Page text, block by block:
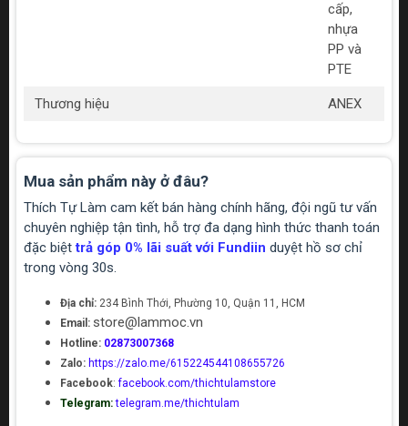
cấp,
nhựa
PP và
PTE
Thương hiệu ANEX
Mua sản phẩm này ở đâu?
Thích Tự Làm cam kết bán hàng chính hãng, đội ngũ tư vấn
chuyên nghiệp tận tình, hỗ trợ đa dạng hình thức thanh toán
đặc biệttrả góp 0% lãi suất với Fundiin duyệt hồ sơ chỉ
trong vòng 30s.
Địa chỉ: 234 Bình Thới, Phường 10, Quận 11, HCM
Email: store@lammoc.vn
Hotline: 02873007368
Zalo: https://zalo.me/615224544108655726
Facebook:facebook.com/thichtulamstore
Telegram: telegram.me/thichtulam